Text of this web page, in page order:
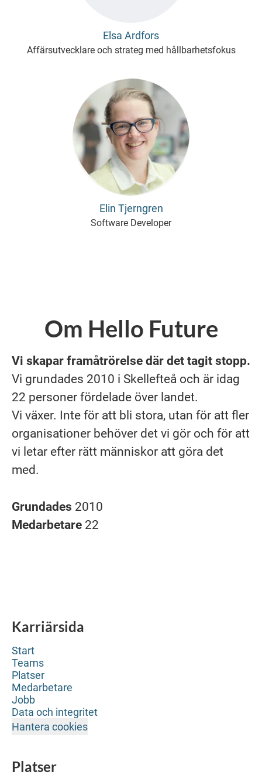
Elsa Ardfors
Affärsutvecklare och strateg med hållbarhetsfokus
Elin Tjerngren
Software Developer
Om Hello Future
Vi skapar framåtrörelse där det tagit stopp.
Vi grundades 2010 i Skellefteå och är idag
22 personer fördelade över landet.
Vi växer. Inte för att bli stora, utan för att fler
organisationer behöver det vi gör och för att
vi letar efter rätt människor att göra det
med.
Grundades 2010
Medarbetare 22
Karriärsida
Start
Teams
Platser
Medarbetare
Jobb
Data och integritet
Hantera cookies
Platser